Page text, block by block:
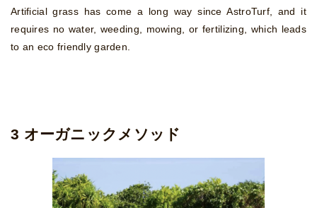
Artificial grass has come a long way since AstroTurf, and it
requires no water, weeding, mowing, or fertilizing, which leads
to an eco friendly garden.
3 オーガニックメソッド